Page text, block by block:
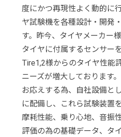
度にかつ再現性よく動的に
ヤ試験機を各種設計・開発
す。昨今、タイヤメーカー
タイヤに付属するセンサー
Tire1,2様からのタイヤ性能
ニーズが増大しております
お応えする為、自社設備と
に配備し、これら試験装置
摩耗性能、乗り心地、音振
評価の為の基礎データ、タ